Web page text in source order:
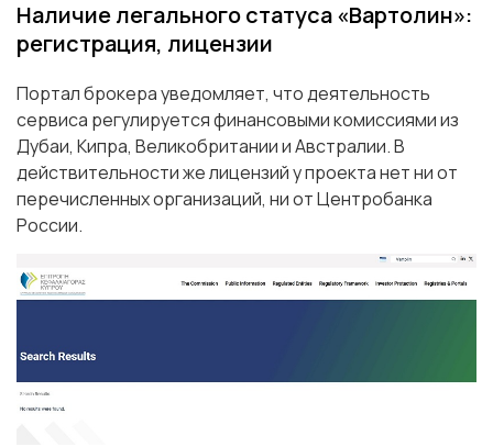
Наличие легального статуса «Вартолин»:
регистрация, лицензии
Портал брокера уведомляет, что деятельность
сервиса регулируется финансовыми комиссиями из
Дубаи, Кипра, Великобритании и Австралии. В
действительности же лицензий у проекта нет ни от
перечисленных организаций, ни от Центробанка
России.